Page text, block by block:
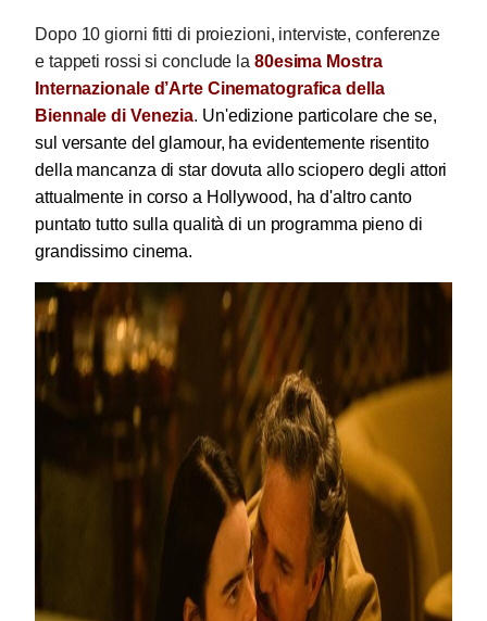
Dopo 10 giorni fitti di proiezioni, interviste, conferenze
e tappeti rossi si conclude la 80esima Mostra
Internazionale d’Arte Cinematografica della
Biennale di Venezia. Un'edizione particolare che se,
sul versante del glamour, ha evidentemente risentito
della mancanza di star dovuta allo sciopero degli attori
attualmente in corso a Hollywood, ha d'altro canto
puntato tutto sulla qualità di un programma pieno di
grandissimo cinema.